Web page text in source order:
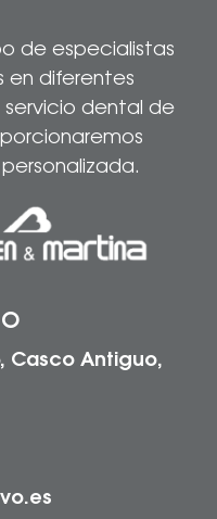
de especialistas
en diferentes
dental de
Casco Antiguo,